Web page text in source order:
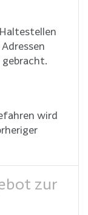
gebracht.
wird
zur